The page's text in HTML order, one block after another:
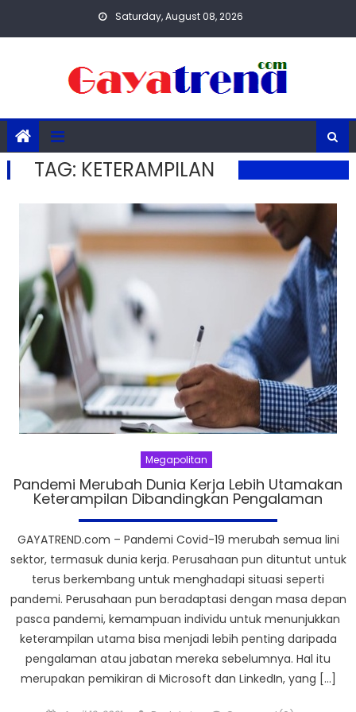
Saturday, August 08, 2026
TAG: KETERAMPILAN
Megapolitan
Pandemi Merubah Dunia Kerja Lebih Utamakan
Keterampilan Dibandingkan Pengalaman
GAYATREND.com – Pandemi Covid-19 merubah semua lini
sektor, termasuk dunia kerja. Perusahaan pun dituntut untuk
terus berkembang untuk menghadapi situasi seperti
pandemi. Perusahaan pun beradaptasi dengan masa depan
pasca pandemi, kemampuan individu untuk menunjukkan
keterampilan utama bisa menjadi lebih penting daripada
pengalaman atau jabatan mereka sebelumnya. Hal itu
merupakan pemikiran di Microsoft dan LinkedIn, yang […]